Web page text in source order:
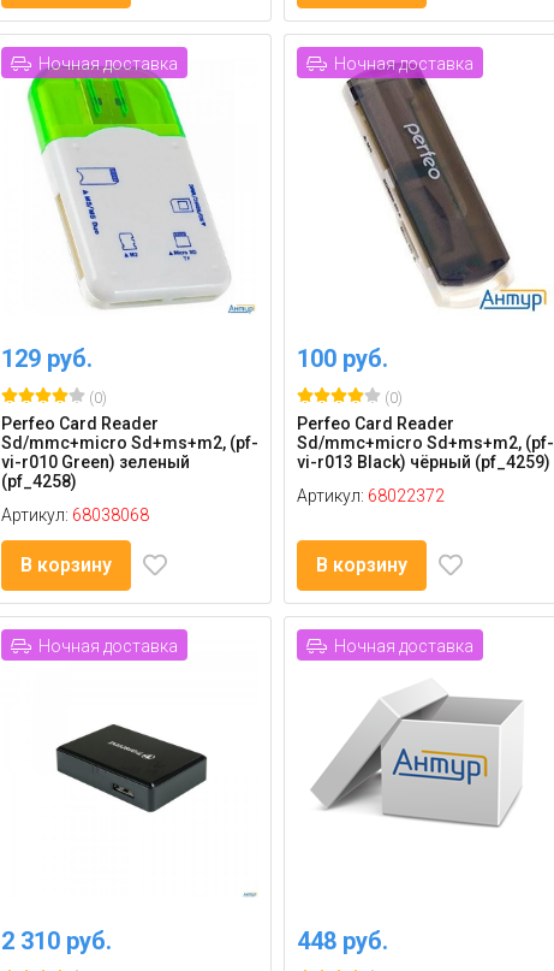
Ночная доставка
129 руб.
(0)
Perfeo Card Reader
Sd/mmc+micro Sd+ms+m2, (pf-
vi-r010 Green) зеленый
(pf_4258)
Артикул: 68038068
В корзину
Ночная доставка
100 руб.
(0)
Perfeo Card Reader
Sd/mmc+micro Sd+ms+m2, (pf-
vi-r013 Black) чёрный (pf_4259)
Артикул: 68022372
В корзину
Ночная доставка
2 310 руб.
Ночная доставка
448 руб.